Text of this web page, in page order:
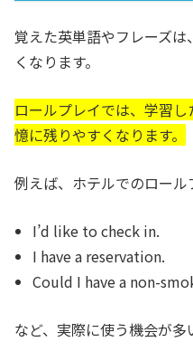
覚えた英単語やフレーズ
くなります。
ロールプレイでは、学習
憶に残りやすくなります。
例えば、ホテルでのロール
I’d like to check in.
I have a reservation.
Could I have a non-
など、実際に使う機会が多